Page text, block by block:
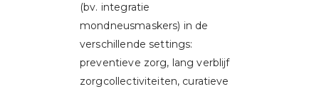
(bv. integratie
mondneusmaskers) in de
verschillende settings:
preventieve zorg, lang verblijf
zorgcollectiviteiten, curatieve